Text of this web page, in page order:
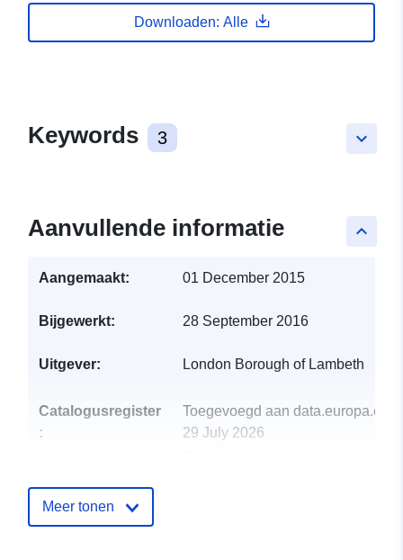
Downloaden: Alle
keyboard_arrow_down
Keywords 3
keyboard_arrow_up
Aanvullende informatie
Aangemaakt: 01 December 2015
Bijgewerkt: 28 September 2016
Uitgever: London Borough of Lambeth
Catalogusregister
:
Toegevoegd aan data.europa.eu:
29 July 2026
uriRef:
Meer tonen